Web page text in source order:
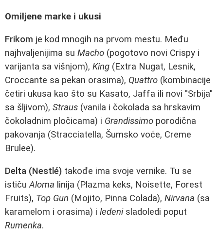
Omiljene marke i ukusi
Frikom je kod mnogih na prvom mestu. Među
najhvaljenijima su Macho (pogotovo novi Crispy i
varijanta sa višnjom), King (Extra Nugat, Lesnik,
Croccante sa pekan orasima), Quattro (kombinacije
četiri ukusa kao što su Kasato, Jaffa ili novi "Srbija"
sa šljivom), Straus (vanila i čokolada sa hrskavim
čokoladnim pločicama) i Grandissimo porodična
pakovanja (Stracciatella, Šumsko voće, Creme
Brulee).
Delta (Nestlé) takođe ima svoje vernike. Tu se
ističuAloma linija (Plazma keks, Noisette, Forest
Fruits), Top Gun (Mojito, Pinna Colada), Nirvana (sa
karamelom i orasima) i ledenisladoledi poput
Rumenka.